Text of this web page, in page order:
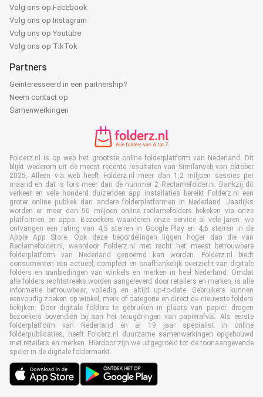
Volg ons op Facebook
Volg ons op Instagram
Volg ons op Youtube
Volg ons op TikTok
Partners
Geïnteresseerd in een partnership?
Neem contact op
Samenwerkingen
Folderz.nl is op web het grootste online folderplatform van Nederland. Dit
blijkt wederom uit de meest recente resultaten van Similarweb van oktober
2025. Alleen via web heeft Folderz.nl meer dan 1,2 miljoen sessies per
maand en dat is fors meer dan de nummer 2 Reclamefolder.nl. Dankzij dit
verkeer en vele honderd duizenden app installaties bereikt Folderz.nl een
groter online publiek dan andere folderplatformen in Nederland. Jaarlijks
worden er meer dan 50 miljoen online reclamefolders bekeken via onze
platformen en apps. Bezoekers waarderen onze service al vele jaren: we
ontvangen een rating van 4,5 sterren in Google Play en 4,6 sterren in de
Apple App Store. Ook deze beoordelingen liggen hoger dan die van
Reclamefolder.nl, waardoor Folderz.nl met recht het meest betrouwbare
folderplatform van Nederland genoemd kan worden. Folderz.nl biedt
consumenten een actueel, compleet en onafhankelijk overzicht van digitale
folders en aanbiedingen van winkels en merken in heel Nederland. Omdat
alle folders rechtstreeks worden aangeleverd door retailers en merken, is alle
informatie betrouwbaar, volledig en altijd up-to-date. Gebruikers kunnen
eenvoudig zoeken op winkel, merk of categorie en direct de nieuwste folders
bekijken. Door digitale folders te gebruiken in plaats van papier, dragen
bezoekers bovendien bij aan het terugdringen van papierafval. Als eerste
folderplatform van Nederland en al 19 jaar specialist in online
folderpublicaties, heeft Folderz.nl duurzame samenwerkingen opgebouwd
met retailers en merken. Hierdoor zijn we uitgegroeid tot de toonaangevende
speler in de digitale foldermarkt.